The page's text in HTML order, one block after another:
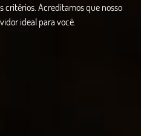
critérios. Acreditamos que nosso
ideal para você.